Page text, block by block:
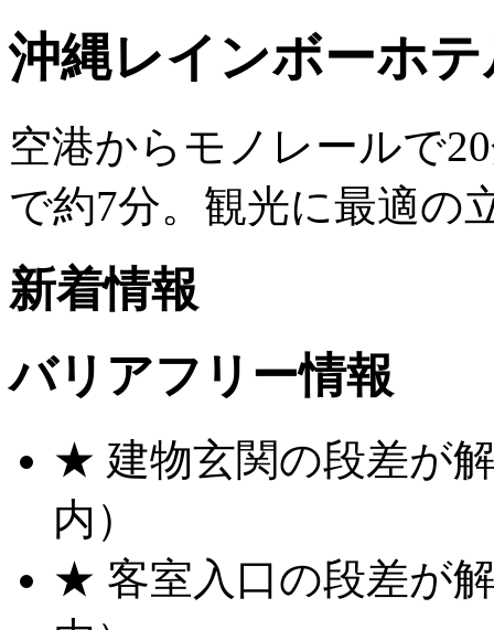
沖縄レインボーホ
空港からモノレールで
で約7分。観光に最適の
新着情報
バリアフリー情報
★ 建物玄関の段差が
内）
★ 客室入口の段差が